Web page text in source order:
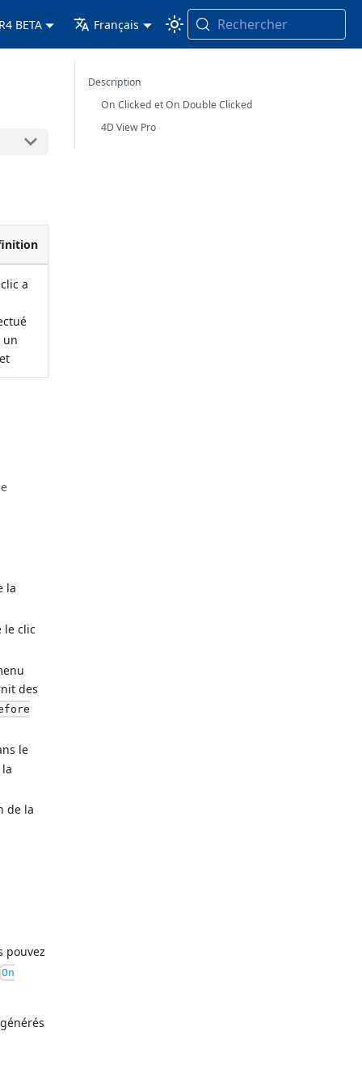
BETA Français Rechercher
a
un
la
le clic
des
le
de la
pouvez
On
Description
On Clicked et On Double Clicked
4D View Pro